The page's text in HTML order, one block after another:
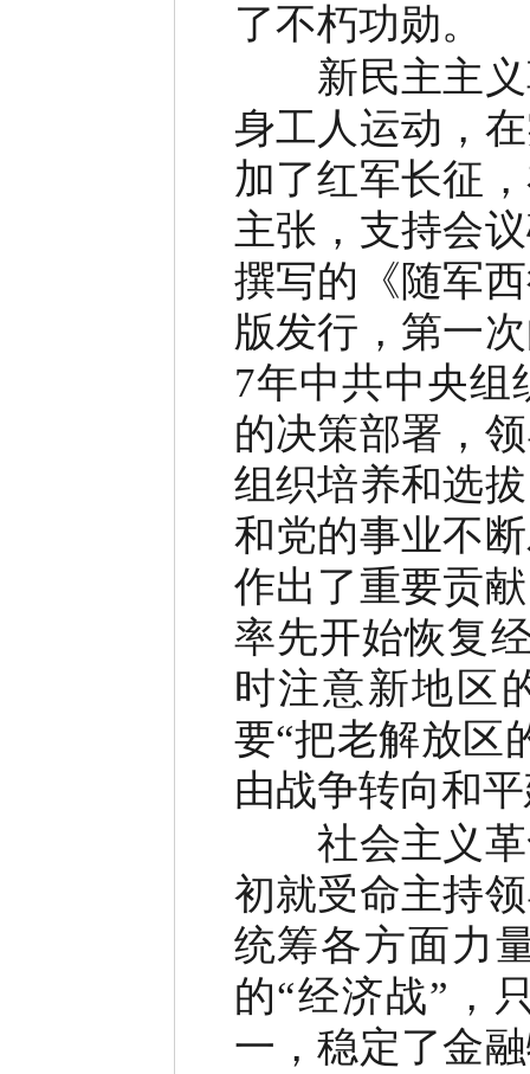
了不朽功勋。
新民主主义
身工人运动，
加了红军长征
主张，支持会
撰写的《随军
版发行，第一
7年中共中央
的决策部署，
组织培养和选
和党的事业不
作出了重要贡
率先开始恢复
时注意新地区
要“把老解放区
由战争转向和
社会主义革
初就受命主持
统筹各方面力
的“经济战”，
一，稳定了金